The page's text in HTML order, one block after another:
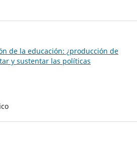
de la educación: ¿producción de
y sustentar las políticas